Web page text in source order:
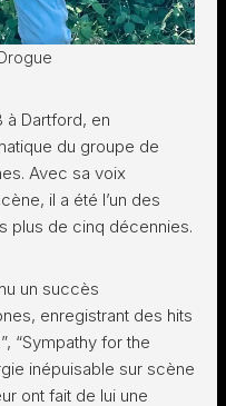
à Dartford, en
du groupe de
Avec sa voix
il a été l’un des
plus de cinq décennies.
un succès
enregistrant des hits
“Sympathy for the
inépuisable sur scène
ont fait de lui une